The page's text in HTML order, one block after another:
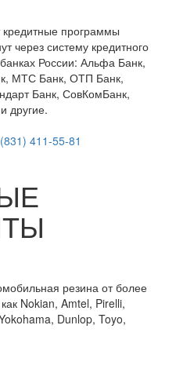
кредитные программы
через систему кредитного
России: Альфа Банк,
МТС Банк, ОТП Банк,
Банк, СовКомБанк,
другие.
411-55-81
резина от более
Nokian, Amtel, Pirelli,
Dunlop, Toyo,